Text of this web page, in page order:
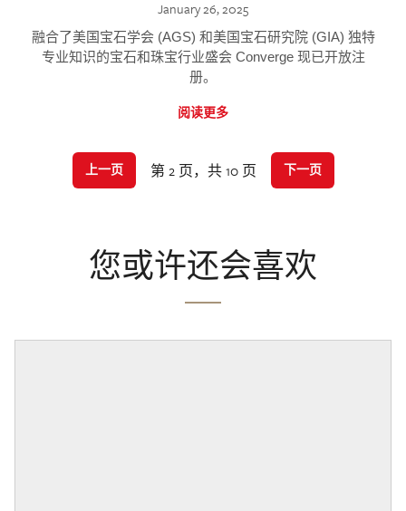
January 26, 2025
融合了美国宝石学会 (AGS) 和美国宝石研究院 (GIA) 独特
专业知识的宝石和珠宝行业盛会 Converge 现已开放注
册。
阅读更多
上一页 第 2 页，共 10 页 下一页
您或许还会喜欢